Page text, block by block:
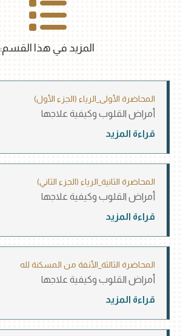
المحاضرة الأولى_الرياء (الجزء الأول)
أمراض القلوب وكيفية علاجها
قراءة المزيد
المحاضرة الثانية_الرياء (الجزء الثاني)
أمراض القلوب وكيفية علاجها
قراءة المزيد
المحاضرة الثالثة_الأنفة من المسكنة لله
أمراض القلوب وكيفية علاجها
قراءة المزيد
المزيد في هذا القسم: